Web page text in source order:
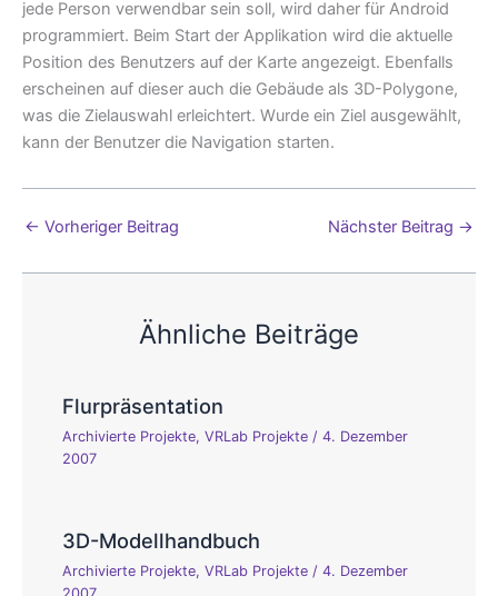
jede Person verwendbar sein soll, wird daher für Android
programmiert. Beim Start der Applikation wird die aktuelle
Position des Benutzers auf der Karte angezeigt. Ebenfalls
erscheinen auf dieser auch die Gebäude als 3D-Polygone,
was die Zielauswahl erleichtert. Wurde ein Ziel ausgewählt,
kann der Benutzer die Navigation starten.
← Vorheriger Beitrag Nächster Beitrag →
Ähnliche Beiträge
Flurpräsentation
Archivierte Projekte,VRLab Projekte /4. Dezember
2007
3D-Modellhandbuch
Archivierte Projekte,VRLab Projekte /4. Dezember